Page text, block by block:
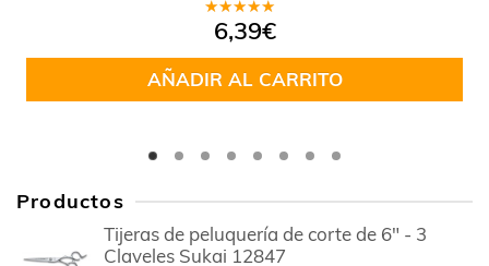
Valorado
en5.00de
5
6,39€
AÑADIR AL CARRITO
Productos
Tijeras de peluquería de corte de 6" - 3
Claveles Sukai 12847